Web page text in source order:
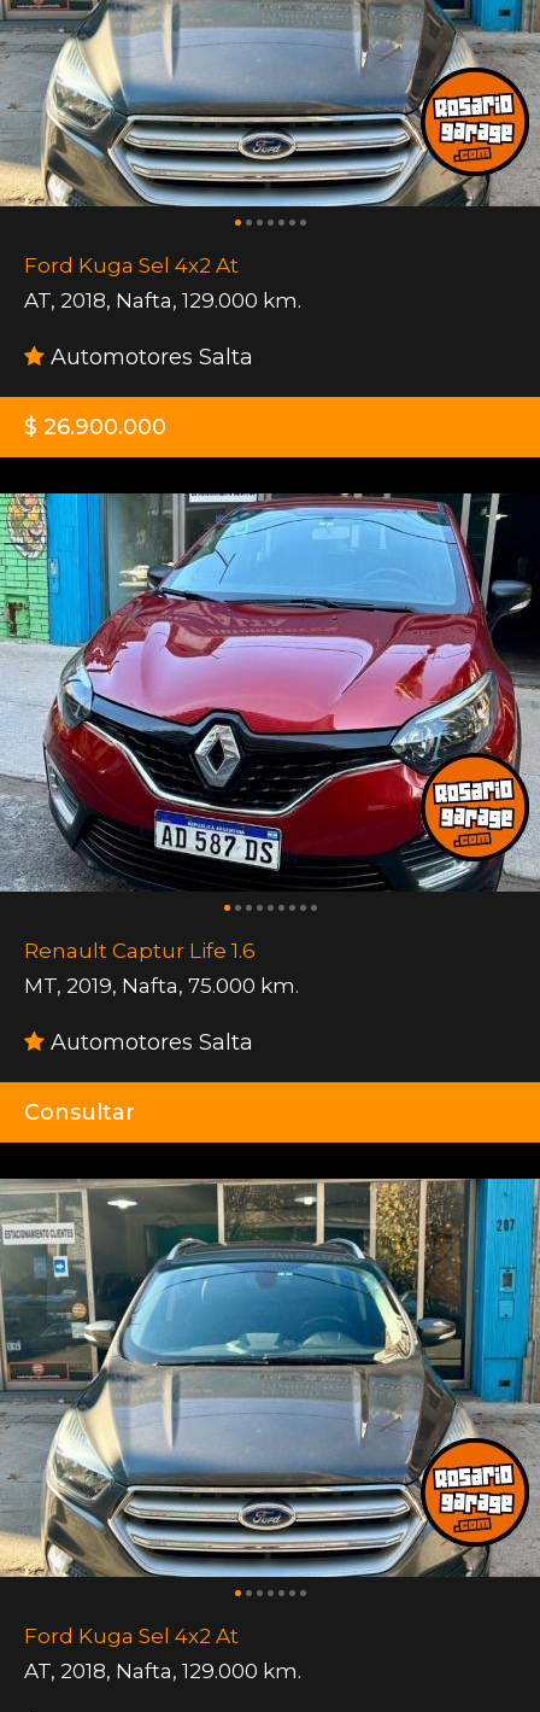
Ford Kuga Sel 4x2 At
AT, 2018, Nafta, 129.000 km.
Automotores Salta
$ 26.900.000
Renault Captur Life 1.6
MT, 2019, Nafta, 75.000 km.
Automotores Salta
Consultar
Ford Kuga Sel 4x2 At
AT, 2018, Nafta, 129.000 km.